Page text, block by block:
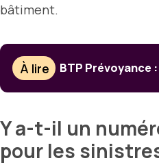
bâtiment.
À lire BTP Prévoyance
Y a-t-il un
pour les